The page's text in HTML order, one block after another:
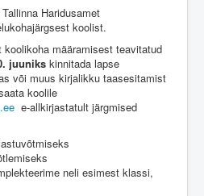
Haridusamet
koolist.
koolikoha määramisest teavitatud
juuniks kinnitada lapse
või muus kirjalikku taasesitamist
koolile
e-allkirjastatult järgmised
neli esimest klassi,